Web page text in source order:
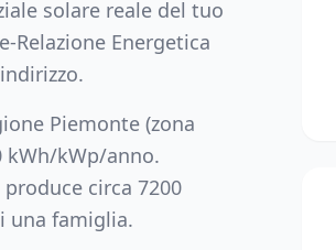
solare reale del tuo
Relazione Energetica
Piemonte (zona
kWh/kWp/anno.
produce circa 7200
una famiglia.